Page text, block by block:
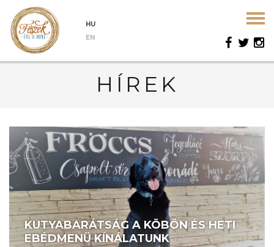
HU
EN
HÍREK
KUTYABARÁTSÁG A KÖBÖN ÉS HETI
EBÉDMENÜ KÍNÁLATUNK